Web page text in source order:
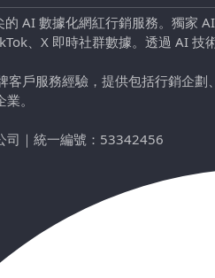
AI 數據化網紅行銷服務。獨家
、X 即時社群數據。透過 AI
客戶服務經驗，提供包括行銷企
。
司 ｜ 統一編號：53342456